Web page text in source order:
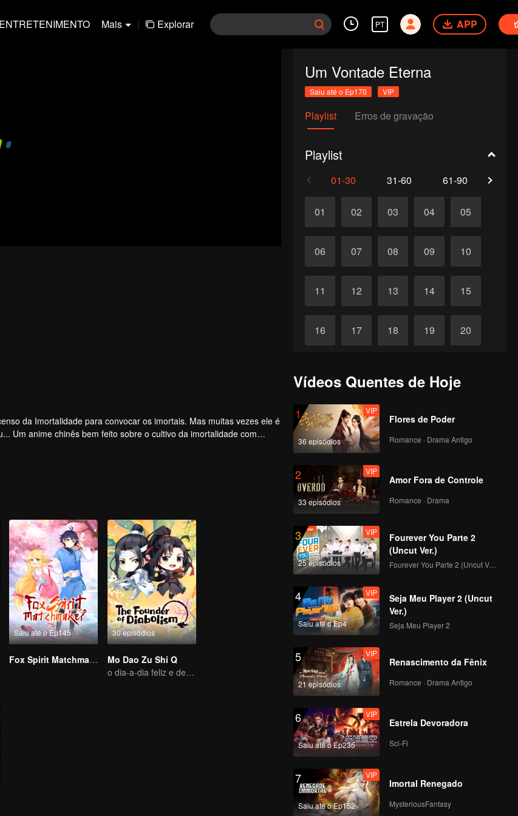
ENTRETENIMENTO Mais | Explorar PT APP
Um Vontade Eterna
Saiu até o Ep170 VIP
Playlist Erros de gravação
Playlist
01-30 31-60 61-90
01 02 03 04 05
06 07 08 09 10
11 12 13 14 15
16 17 18 19 20
26 27
da Imortalidade para convocar os imortais. Mas muitas vezes ele é
Um anime chinês bem feito sobre o cultivo da imortalidade com
Saiu até o Ep145
Fox Spirit Matchmaker
30 episódios
Mo Dao Zu Shi Q
o dia-a-dia feliz e descansado
Vídeos Quentes de Hoje
1
36 episódios
VIP
Flores de Poder
Romance · Drama Antigo
2
33 episódios
VIP
Amor Fora de Controle
Romance · Drama
3
25 episódios
VIP
Fourever You Parte 2
(Uncut Ver.)
Fourever You Parte 2 (Uncut Ver.)
4
Saiu até o Ep4
VIP
Seja Meu Player 2 (Uncut
Ver.)
Seja Meu Player 2
5
21 episódios
VIP
Renascimento da Fênix
Romance · Drama Antigo
6
Saiu até o Ep235
VIP
Estrela Devoradora
Sci-Fi
7
Saiu até o Ep152
VIP
Imortal Renegado
MysteriousFantasy